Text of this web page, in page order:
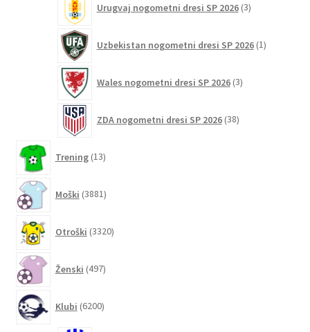
Urugvaj nogometni dresi SP 2026 3izdelki
Uzbekistan nogometni dresi SP 2026 1izdelek
Wales nogometni dresi SP 2026 3izdelki
ZDA nogometni dresi SP 2026 38izdelkov
Trening 13izdelkov
Moški 3881izdelkov
Otroški 3320izdelkov
Ženski 497izdelkov
Klubi 6200izdelkov